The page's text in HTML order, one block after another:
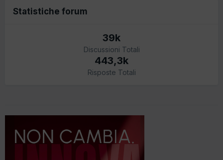
Statistiche forum
39k
Discussioni Totali
443,3k
Risposte Totali